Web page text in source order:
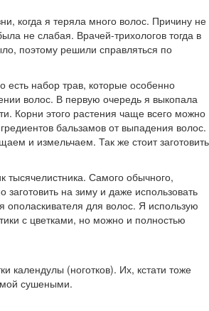
когда я теряла много волос. Причину не
не слабая. Врачей-трихологов тогда в
поэтому решили справляться по
есть набор трав, которые особенно
волос. В первую очередь я выкопала
Корни этого растения чаще всего можно
бальзамов от выпадения волос.
и измельчаем. Так же стоит заготовить
тысячелистника. Самого обычного,
заготовить на зиму и даже использовать
ополаскивателя для волос. Я использую
с цветками, но можно и полностью
календулы (ноготков). Их, кстати тоже
сушеными.